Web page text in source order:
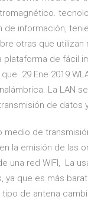
de información,
otras que utilizan
plataforma de fácil
que. 29 Ene 2019
La LAN
de datos
medio de
la emisión de las
una red WIFI, La
ya que es más
de antena